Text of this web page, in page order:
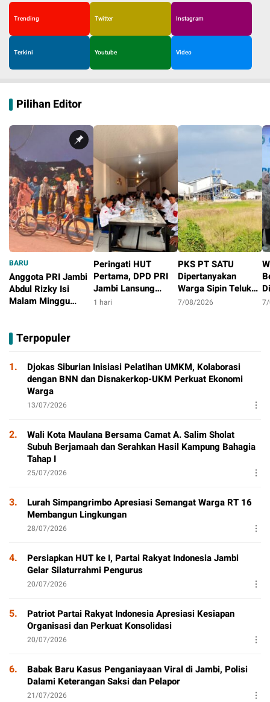
Trending Twitter Instagram
Terkini Youtube Video
Pilihan Editor
BARU
Anggota PRI Jambi
Abdul Rizky Isi
Malam Minggu
Aktivitas Positif
Peringati HUT
Pertama, DPD PRI
Jambi Lansung
Berbagi Dengan
1 hari
PKS PT SATU
Dipertanyakan
Warga Sipin Teluk
Duren, Jarak Dekat
7/08/2026
Terpopuler
1.
Djokas Siburian Inisiasi Pelatihan UMKM, Kolaborasi
dengan BNN dan Disnakerkop-UKM Perkuat Ekonomi
Warga
13/07/2026
2.
Wali Kota Maulana Bersama Camat A. Salim Sholat
Subuh Berjamaah dan Serahkan Hasil Kampung Bahagia
Tahap I
25/07/2026
3.
Lurah Simpangrimbo Apresiasi Semangat Warga RT 16
Membangun Lingkungan
28/07/2026
4.
Persiapkan HUT ke I, Partai Rakyat Indonesia Jambi
Gelar Silaturrahmi Pengurus
20/07/2026
5.
Patriot Partai Rakyat Indonesia Apresiasi Kesiapan
Organisasi dan Perkuat Konsolidasi
20/07/2026
6.
Babak Baru Kasus Penganiayaan Viral di Jambi, Polisi
Dalami Keterangan Saksi dan Pelapor
21/07/2026